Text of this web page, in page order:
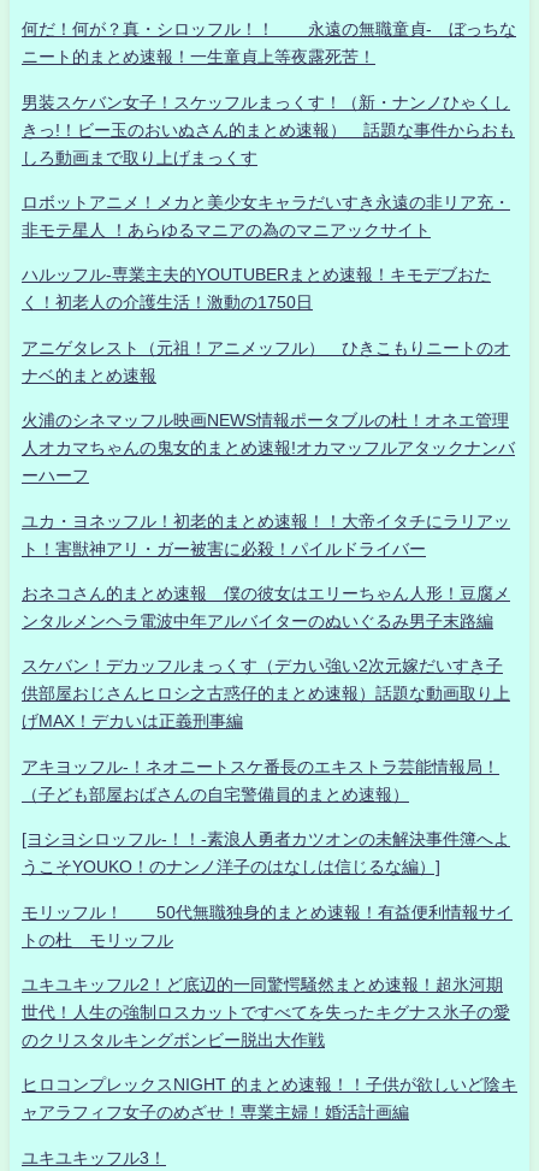
何だ！何が？真・シロッフル！！ 永遠の無職童貞- ぼっちな
ニート的まとめ速報！一生童貞上等夜露死苦！
男装スケバン女子！スケッフルまっくす！（新・ナンノひゃくし
きっ!！ビー玉のおいぬさん的まとめ速報） 話題な事件からおも
しろ動画まで取り上げまっくす
ロボットアニメ！メカと美少女キャラだいすき永遠の非リア充・
非モテ星人 ！あらゆるマニアの為のマニアックサイト
ハルッフル-専業主夫的YOUTUBERまとめ速報！キモデブおた
く！初老人の介護生活！激動の1750日
アニゲタレスト（元祖！アニメッフル） ひきこもりニートのオ
ナベ的まとめ速報
火浦のシネマッフル映画NEWS情報ポータブルの杜！オネエ管理
人オカマちゃんの鬼女的まとめ速報!オカマッフルアタックナンバ
ーハーフ
ユカ・ヨネッフル！初老的まとめ速報！！大帝イタチにラリアッ
ト！害獣神アリ・ガー被害に必殺！パイルドライバー
おネコさん的まとめ速報 僕の彼女はエリーちゃん人形！豆腐メ
ンタルメンヘラ電波中年アルバイターのぬいぐるみ男子末路編
スケバン！デカッフルまっくす（デカい強い2次元嫁だいすき子
供部屋おじさんヒロシ之古惑仔的まとめ速報）話題な動画取り上
げMAX！デカいは正義刑事編
アキヨッフル-！ネオニートスケ番長のエキストラ芸能情報局！
（子ども部屋おばさんの自宅警備員的まとめ速報）
[ヨシヨシロッフル-！！-素浪人勇者カツオンの未解決事件簿へよ
うこそYOUKO！のナンノ洋子のはなしは信じるな編）]
モリッフル！ 50代無職独身的まとめ速報！有益便利情報サイ
トの杜 モリッフル
ユキユキッフル2！ど底辺的一同驚愕騒然まとめ速報！超氷河期
世代！人生の強制ロスカットですべてを失ったキグナス氷子の愛
のクリスタルキングボンビー脱出大作戦
ヒロコンプレックスNIGHT 的まとめ速報！！子供が欲しいど陰キ
ャアラフィフ女子のめざせ！専業主婦！婚活計画編
ユキユキッフル3！